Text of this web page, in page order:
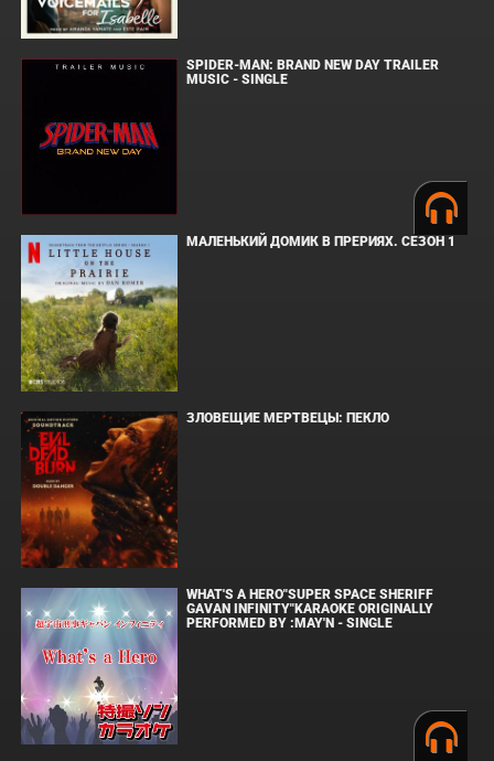
SPIDER-MAN: BRAND NEW DAY TRAILER
MUSIC - SINGLE
МАЛЕНЬКИЙ ДОМИК В ПРЕРИЯХ. СЕЗОН 1
ЗЛОВЕЩИЕ МЕРТВЕЦЫ: ПЕКЛО
WHAT'S A HERO"SUPER SPACE SHERIFF
GAVAN INFINITY"KARAOKE ORIGINALLY
PERFORMED BY :MAY'N - SINGLE